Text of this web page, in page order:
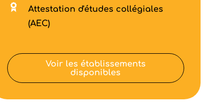
Attestation d'études collégiales
(AEC)
Voir les établissements
disponibles